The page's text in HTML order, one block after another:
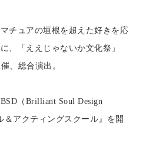
チュアの垣根を超えた好きを応
、「ええじゃないか文化祭」
、総合演出。
（Brilliant Soul Design
＆アクティングスクール』を開